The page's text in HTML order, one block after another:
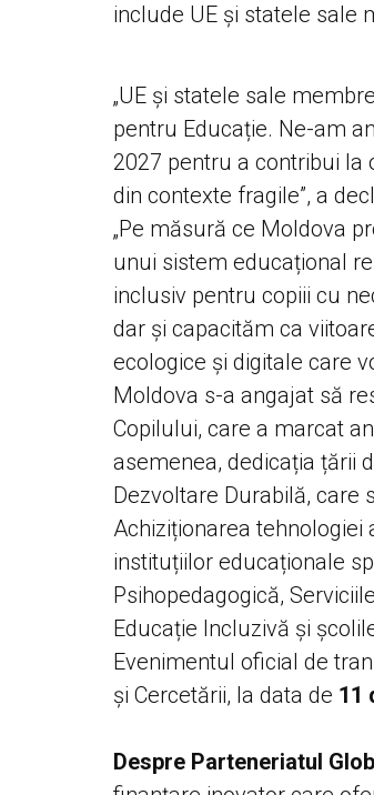
include UE și statele sale
„UE și statele sale
pentru Educație. Ne-am
2027 pentru a contribui la
din contexte fragile”, a
„Pe măsură ce Moldova
unui sistem educațional
inclusiv pentru copiii cu
dar și capacităm ca
ecologice și digitale care
Moldova s-a angajat să
Copilului, care a marcat
asemenea, dedicația țării
Dezvoltare Durabilă, care
Achiziționarea
instituțiilor educaționale
Psihopedagogică,
Educație Incluzivă și
Evenimentul oficial de
și Cercetării, la data de 11
Despre Parteneriatul